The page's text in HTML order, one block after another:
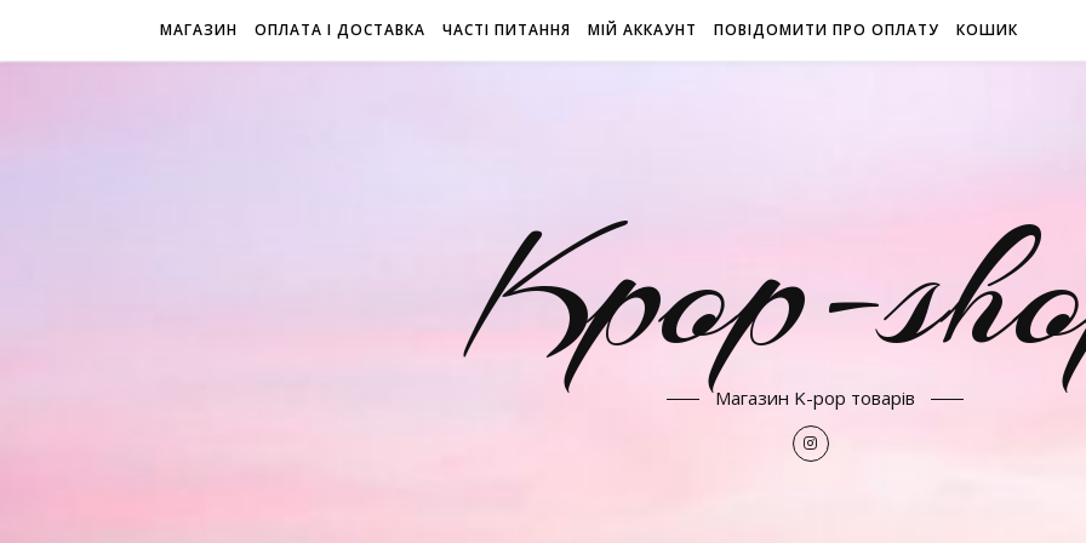
МАГАЗИН ОПЛАТА І ДОСТАВКА ЧАСТІ ПИТАННЯ МІЙ АККАУНТ ПОВІДОМИТИ ПРО ОПЛАТУ КОШИК
Kpop-
Магазин K-pop товарів